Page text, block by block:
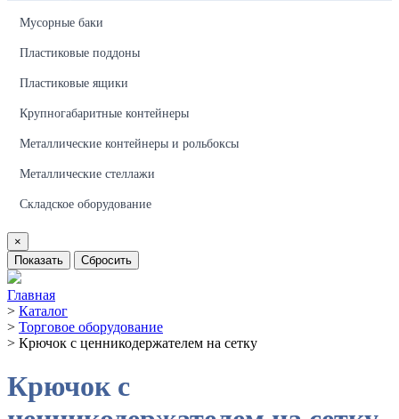
Мусорные баки
Пластиковые поддоны
Пластиковые ящики
Крупногабаритные контейнеры
Металлические контейнеры и рольбоксы
Металлические стеллажи
Складское оборудование
×
Показать
Сбросить
Главная
> Каталог
> Торговое оборудование
> Крючок с ценникодержателем на сетку
Крючок с